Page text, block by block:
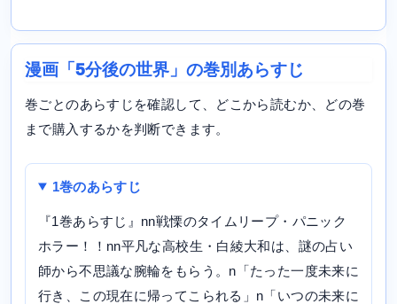
漫画「5分後の世界」の巻別あらすじ
巻ごとのあらすじを確認して、どこから読むか、どの巻
まで購入するかを判断できます。
1巻のあらすじ
『1巻あらすじ』nn戦慄のタイムリープ・パニック
ホラー！！nn平凡な高校生・白綾大和は、謎の占い
師から不思議な腕輪をもらう。n「たった一度未来に
行き、この現在に帰ってこられる」n「いつの未来に